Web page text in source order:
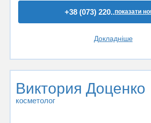
+38 (073) 220..показати
Докладніше
Виктория Доценко
косметолог